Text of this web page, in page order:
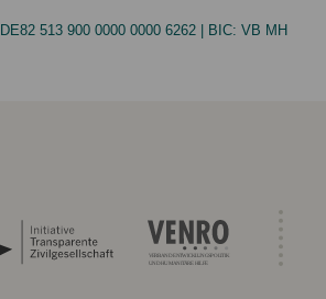
DE82 513 900 0000 0000 6262 | BIC: VB MH